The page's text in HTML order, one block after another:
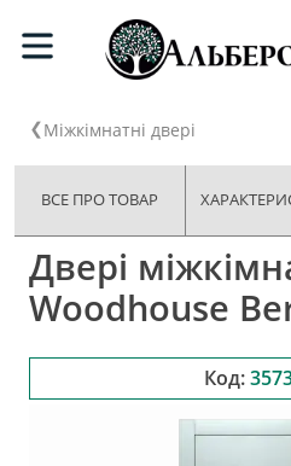
Міжкімнатні двері
ВСЕ ПРО ТОВАР
Двері
Woodhouse
Код: